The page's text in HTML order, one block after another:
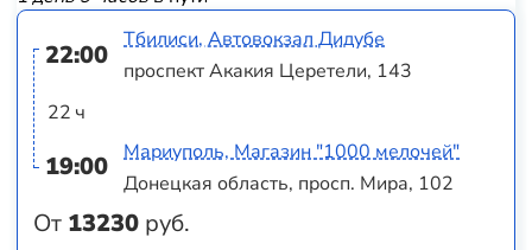
22:00
22 ч
19:00
От 13230 руб.
Тбилиси, Автовокзал Дидубе
проспект Акакия Церетели, 143
Мариуполь, Магазин "1000 мелочей"
Донецкая область, просп. Мира, 102